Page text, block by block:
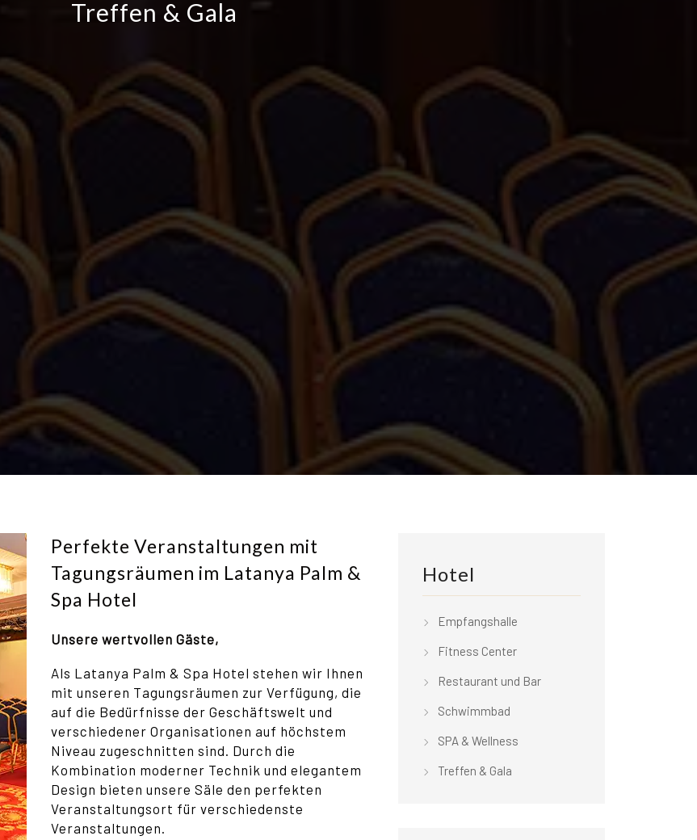
Treffen & Gala
Perfekte Veranstaltungen mit
Tagungsräumen im Latanya Palm &
Spa Hotel
Unsere wertvollen Gäste,
Als Latanya Palm & Spa Hotel stehen wir Ihnen
mit unseren Tagungsräumen zur Verfügung, die
auf die Bedürfnisse der Geschäftswelt und
verschiedener Organisationen auf höchstem
Niveau zugeschnitten sind. Durch die
Kombination moderner Technik und elegantem
Design bieten unsere Säle den perfekten
Veranstaltungsort für verschiedenste
Veranstaltungen.
Hotel
Empfangshalle
Fitness Center
Restaurant und Bar
Schwimmbad
SPA & Wellness
Treffen & Gala